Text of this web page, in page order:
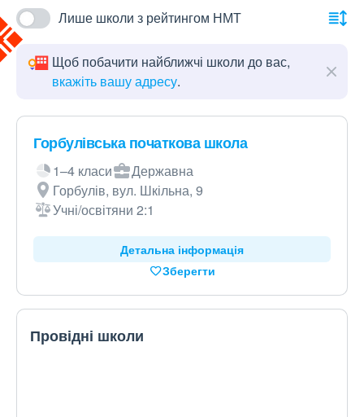
Лише школи з рейтингом НМТ
Щоб побачити найближчі школи до вас,
вкажіть вашу адресу.
Горбулівська початкова школа
1–4 класи
Державна
Горбулів, вул. Шкільна, 9
Учні/освітяни 2:1
Детальна інформація
Зберегти
Провідні школи